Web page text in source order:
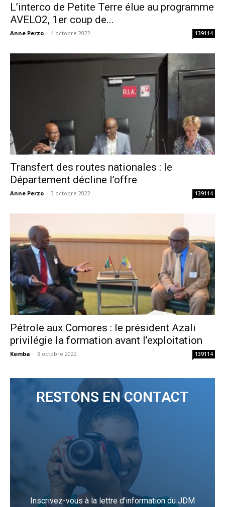
L’interco de Petite Terre élue au programme
AVELO2, 1er coup de...
Anne Perzo - 4 octobre 2022 139114
Transfert des routes nationales : le
Département décline l’offre
Anne Perzo - 3 octobre 2022 139114
Pétrole aux Comores : le président Azali
privilégie la formation avant l’exploitation
Kemba - 3 octobre 2022 139114
RESTONS EN CONTACT
Inscrivez-vous à la lettre d'information du JDM